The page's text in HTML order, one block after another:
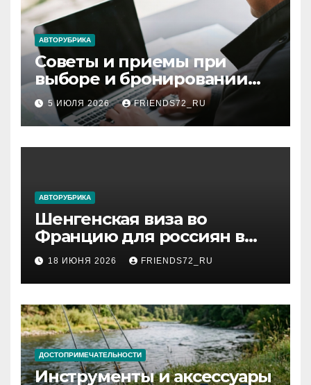
АВТОРУБРИКА
Советы и приемы при
выборе и бронировании
авиабилетов
5 ИЮЛЯ 2026 FRIENDS72_RU
АВТОРУБРИКА
Шенгенская виза во
Францию для россиян в
2026 году: сроки от 3 дней
и список необходимых
документов
18 ИЮНЯ 2026 FRIENDS72_RU
ДОСТОПРИМЕЧАТЕЛЬНОСТИ
Инструменты и аксессуары